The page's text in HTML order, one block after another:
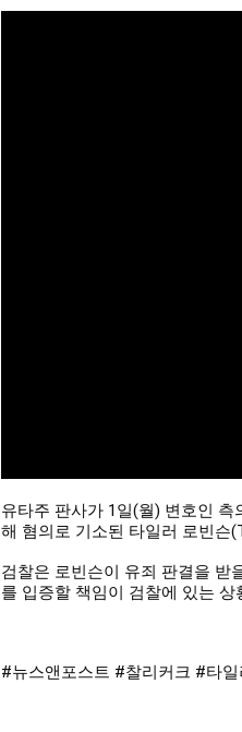
유타주 판사가 1일(월) 변호인
해 혐의로 기소된 타일러 로빈슨
검찰은 로빈슨이 유죄 판결을 받
를 입증할 책임이 검찰에 있는 상
#뉴스앤포스트 #찰리커크 #타일